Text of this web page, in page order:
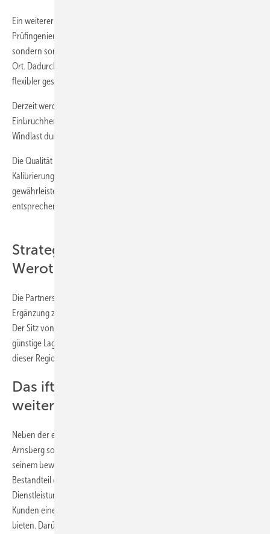
Ein weiterer Vorteil der erweiterten Kooperation ist, dass die
Prüfingenieure des ift direkt zu TELZ kommen. Dies spart nicht nur Zeit,
sondern sorgt auch für eine schnelle und unkomplizierte Prüfung vor
Ort. Dadurch wird der Prüfprozess für alle Beteiligten effizienter und
flexibler gestaltet.
Derzeit werden durch das ift Prüfungen an Fenstern und Türen auf
Einbruchhemmung sowie Luftdichtheit, Schlagregendichtheit und
Windlast durchgeführt.
Die Qualität der Prüfeinrichtungen wird durch die regelmäßige
Kalibrierung durch das ift sichergestellt. Diese jährliche Kalibrierung
gewährleistet, dass die Prüfgeräte stets den höchsten Standards
entsprechen und exakte und reproduzierbare Messergebnisse liefern.
Strategische Lage von TELZ in
Weroth
Die Partnerschaft mit TELZ stellt eine sehr gute und sinnvolle
Ergänzung zu den Standorten des ift in Arnsberg und Rosenheim dar.
Der Sitz von TELZ in Weroth im Westerwald bietet eine strategisch
günstige Lage in der Mitte von Deutschland, die es ermöglicht, auch in
dieser Region einen hochwertigen Service anzubieten.
Das ift-Labor in Arnsberg bleibt
weiterhin bestehen
Neben der erweiterten Kooperation mit TELZ bleibt das ift-Labor in
Arnsberg sowie der Standort ift West in Rheda-Wiedenbrück mit
seinem bewährten Leistungsspektrum weiterhin ein zentraler
Bestandteil des ift-Angebots. Das ift wird auch in Zukunft die
Dienstleistungen am Standort ift West fortführen und damit seinen
Kunden eine große Bandbreite an Prüf- und Zertifizierungsleistungen
bieten. Darüber hinaus wird die enge Zusammenarbeit mit TELZ neue